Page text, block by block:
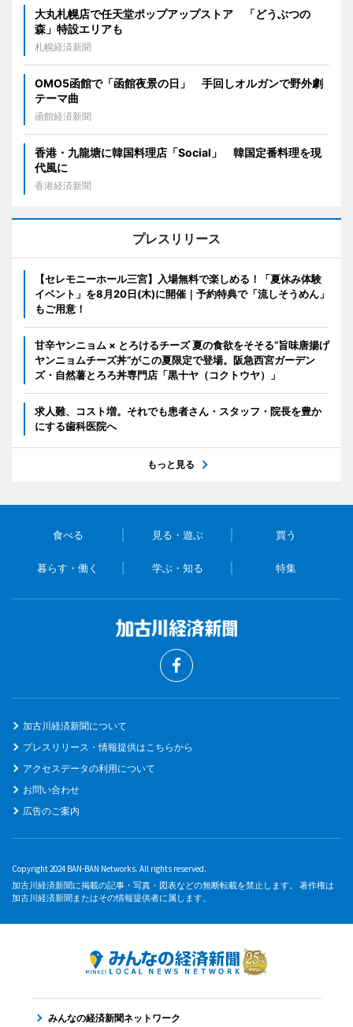
大丸札幌店で任天堂ポップアップストア 「どうぶつの
森」特設エリアも
札幌経済新聞
OMO5函館で「函館夜景の日」 手回しオルガンで野外劇
テーマ曲
函館経済新聞
香港・九龍塘に韓国料理店「Social」 韓国定番料理を現
代風に
香港経済新聞
プレスリリース
【セレモニーホール三宮】入場無料で楽しめる！「夏休み体験
イベント」を8月20日(木)に開催｜予約特典で「流しそうめん」
もご用意！
甘辛ヤンニョム × とろけるチーズ 夏の食欲をそそる“旨味唐揚げ
ヤンニョムチーズ丼”がこの夏限定で登場。阪急西宮ガーデン
ズ・自然薯とろろ丼専門店「黒十ヤ（コクトウヤ）」
求人難、コスト増。それでも患者さん・スタッフ・院長を豊か
にする歯科医院へ
もっと見る
食べる 見る・遊ぶ 買う
暮らす・働く 学ぶ・知る 特集
加古川経済新聞について
プレスリリース・情報提供はこちらから
アクセスデータの利用について
お問い合わせ
広告のご案内
Copyright 2024 BAN-BAN Networks. All rights reserved.
加古川経済新聞に掲載の記事・写真・図表などの無断転載を禁止します。 著作権は
加古川経済新聞またはその情報提供者に属します。
みんなの経済新聞ネットワーク